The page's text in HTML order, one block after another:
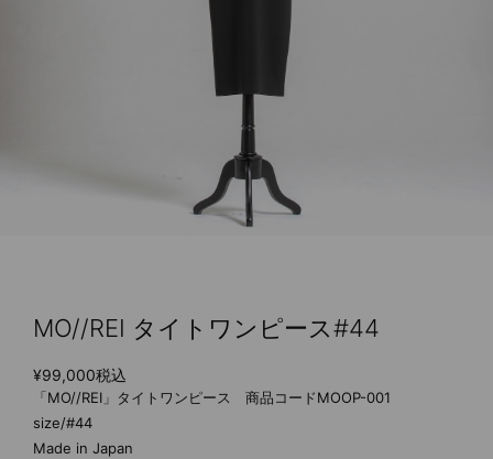
MO//REI タイトワンピース#44
¥99,000税込
「MO//REI」タイトワンピース 商品コードMOOP-001
size/#44
Made in Japan